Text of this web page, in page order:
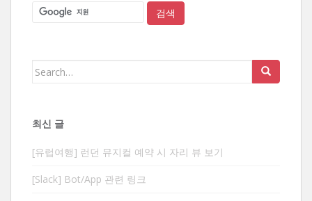
Search
최신 글
[유럽여행] 런던 뮤지컬 예약 시 자리 뷰 보기
[Slack] Bot/App 관련 링크